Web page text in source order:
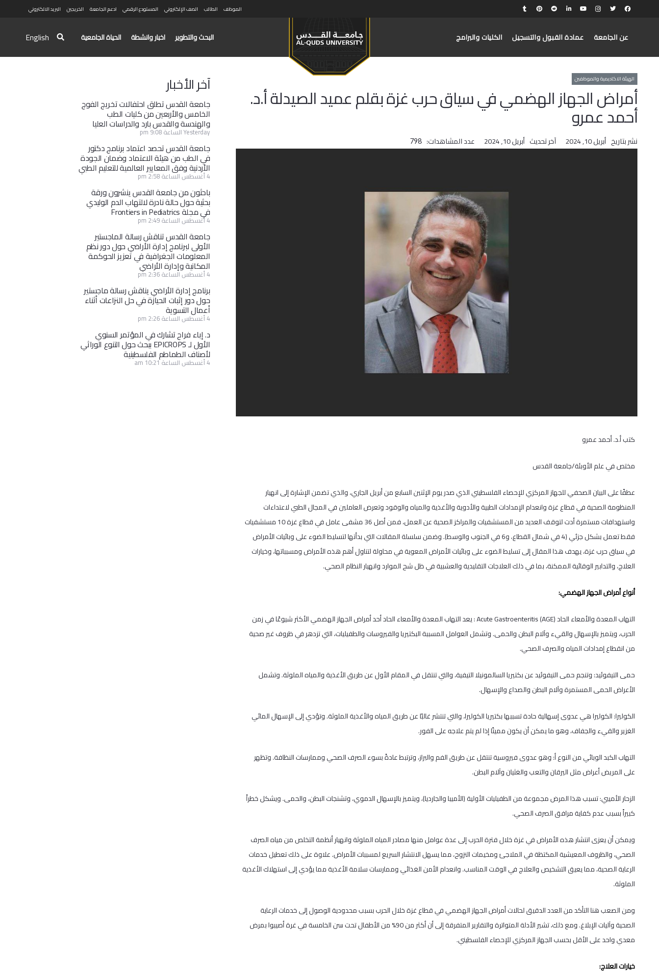
الموظف الطالب الصف الإلكتروني المستودع الرقمي ادعم الجامعة الخريجين البريد الالكتروني
عن الجامعة عمادة القبول والتسجيل الكليات والبرامج البحث والتطوير اخبار وانشطة الحياة الجامعية English
الهيئة الاكاديمية والموظفين
أمراض الجهاز الهضمي في سياق حرب غزة بقلم عميد الصيدلة أ.د.
أحمد عمرو
نشر بتاريخ أبريل 10, 2024 آخر تحديث أبريل 10, 2024 عدد المشاهدات: 798
كتب أ.د. أحمد عمرو
مختص في علم الأوبئة/جامعة القدس
عطفًا على البيان الصحفي للجهاز المركزي للإحصاء الفلسطيني الذي صدر يوم الإثنين السابع من أبريل الجاري، والذي تضمن الإشارة إلى انهيار
المنظومة الصحية في قطاع غزة وانعدام الإمدادات الطبية والأدوية والأغذية والمياه والوقود وتعرض العاملين في المجال الطبي لاعتداءات
واستهدافات مستمرة أدت لتوقف العديد من المستشفيات والمراكز الصحية عن العمل، فمن أصل 36 مشفى عامل في قطاع غزة 10 مستشفيات
فقط تعمل بشكل جزئي (4 في شمال القطاع، و6 في الجنوب والوسط). وضمن سلسلة المقالات التي بدأتها لتسليط الضوء على وبائيات الأمراض
في سياق حرب غزة، يهدف هذا المقال إلى تسليط الضوء على وبائيات الأمراض المعوية في محاولة لتناول أهم هذه الأمراض ومسبباتها، وخيارات
العلاج، والتدابير الوقائية الممكنة، بما في ذلك العلاجات التقليدية والعشبية في ظل شح الموارد وانهيار النظام الصحي.
أنواع أمراض الجهاز الهضمي:
التهاب المعدة والأمعاء الحاد Acute Gastroenteritis (AGE) : يعد التهاب المعدة والأمعاء الحاد أحد أمراض الجهاز الهضمي الأكثر شيوعًا في زمن
الحرب، ويتميز بالإسهال والقيء وآلام البطن والحمى. وتشمل العوامل المسببة البكتيريا والفيروسات والطفيليات، التي تزدهر في ظروف غير صحية
من انقطاع إمدادات المياه والصرف الصحي.
حمى التيفوئيد: وتنجم حمى التيفوئيد عن بكتيريا السالمونيلا التيفية، والتي تنتقل في المقام الأول عن طريق الأغذية والمياه الملوثة. وتشمل
الأعراض الحمى المستمرة وآلام البطن والصداع والإسهال.
الكوليرا: الكوليرا هي عدوى إسهالية حادة تسببها بكتيريا الكوليرا، والتي تنتشر غالبًا عن طريق المياه والأغذية الملوثة. وتؤدي إلى الإسهال المائي
الغزير والقيء والجفاف، وهو ما يمكن أن يكون مميتًا إذا لم يتم علاجه على الفور.
التهاب الكبد الوبائي من النوع أ: وهو عدوى فيروسية تنتقل عن طريق الفم والبراز، وترتبط عادةً بسوء الصرف الصحي وممارسات النظافة. وتظهر
على المريض أعراض مثل اليرقان والتعب والغثيان وآلام البطن.
الزحار الأميبي: تسبب هذا المرض مجموعة من الطفيليات الأولية (الأميبا والجارديا)، ويتميز بالإسهال الدموي، وتشنجات البطن، والحمى. ويشكل خطراً
كبيراً بسبب عدم كفاية مرافق الصرف الصحي.
ويمكن أن يعزى انتشار هذه الأمراض في غزة خلال فترة الحرب إلى عدة عوامل منها مصادر المياه الملوثة وانهيار أنظمة التخلص من مياه الصرف
الصحي، والظروف المعيشية المكتظة في الملاجئ ومخيمات النزوح، مما يسهل الانتشار السريع لمسببات الأمراض. علاوة على ذلك تعطيل خدمات
الرعاية الصحية، مما يعيق التشخيص والعلاج في الوقت المناسب. وانعدام الأمن الغذائي وممارسات سلامة الأغذية مما يؤدي إلى استهلاك الأغذية
الملوثة.
ومن الصعب هنا التأكد من العدد الدقيق لحالات أمراض الجهاز الهضمي في قطاع غزة خلال الحرب بسبب محدودية الوصول إلى خدمات الرعاية
الصحية وآليات الإبلاغ. ومع ذلك، تشير الأدلة المتواترة والتقارير المتفرقة إلى أن أكثر من 90% من الأطفال تحت سن الخامسة في غرة أصيبوا بمرض
معدي واحد على الأقل بحسب الجهاز المركزي للإحصاء الفلسطيني.
خيارات العلاج:
آخر الأخبار
جامعة القدس تطلق احتفالات تخريج الفوج
الخامس والأربعين من كليات الطب
والهندسة والقدس بارد والدراسات العليا
Yesterday الساعة 9:08 pm
جامعة القدس تحصد اعتماد برنامج دكتور
في الطب من هيئة الاعتماد وضمان الجودة
الأردنية وفق المعايير العالمية للتعليم الطبي
4 أغسطس الساعة 2:58 pm
باحثون من جامعة القدس ينشرون ورقة
بحثية حول حالة نادرة لالتهاب الدم الوليدي
في مجلة Frontiers in Pediatrics
4 أغسطس الساعة 2:49 pm
جامعة القدس تناقش رسالة الماجستير
الأولى لبرنامج إدارة الأراضي حول دور نظم
المعلومات الجغرافية في تعزيز الحوكمة
المكانية وإدارة الأراضي
4 أغسطس الساعة 2:36 pm
برنامج إدارة الأراضي يناقش رسالة ماجستير
حول دور إثبات الحيازة في حل النزاعات أثناء
أعمال التسوية
4 أغسطس الساعة 2:26 pm
د. إباء فراح تشارك في المؤتمر السنوي
الأول لـ EPICROPS ببحث حول التنوع الوراثي
لأصناف الطماطم الفلسطينية
4 أغسطس الساعة 10:21 am